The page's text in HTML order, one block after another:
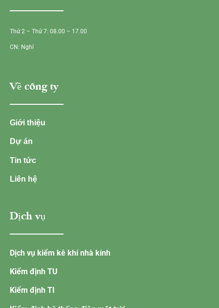
Thứ 2 – Thứ 7: 08.00 – 17.00
CN: Nghỉ
Về công ty
Giới thiệu
Dự án
Tin tức
Liên hệ
Dịch vụ
Dịch vụ kiểm kê khí nhà kính
Kiểm định TU
Kiểm định TI